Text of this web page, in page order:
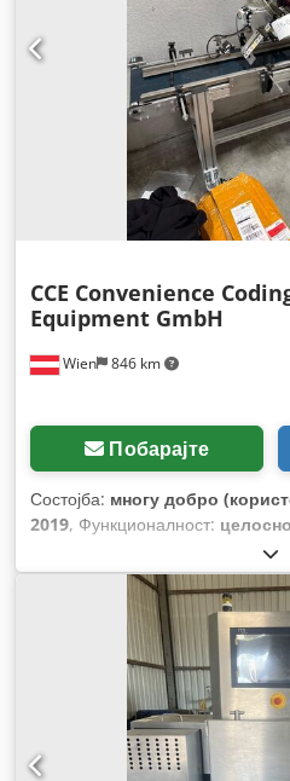
Wien 846 km
CCE Convenience
Equipment GmbH
Побарајте
Состојба: многу добро
2019, Функционалност: